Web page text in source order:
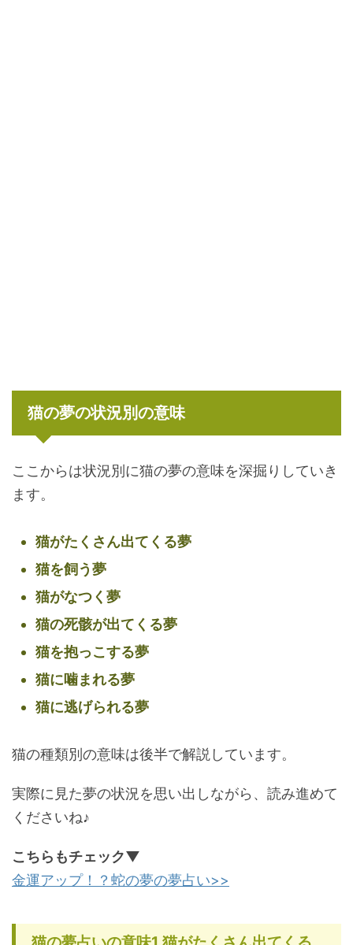
猫の夢の状況別の意味
ここからは状況別に猫の夢の意味を深掘りしていき
ます。
猫がたくさん出てくる夢
猫を飼う夢
猫がなつく夢
猫の死骸が出てくる夢
猫を抱っこする夢
猫に噛まれる夢
猫に逃げられる夢
猫の種類別の意味は後半で解説しています。
実際に見た夢の状況を思い出しながら、読み進めて
くださいね♪
こちらもチェック▼
金運アップ！？蛇の夢の夢占い>>